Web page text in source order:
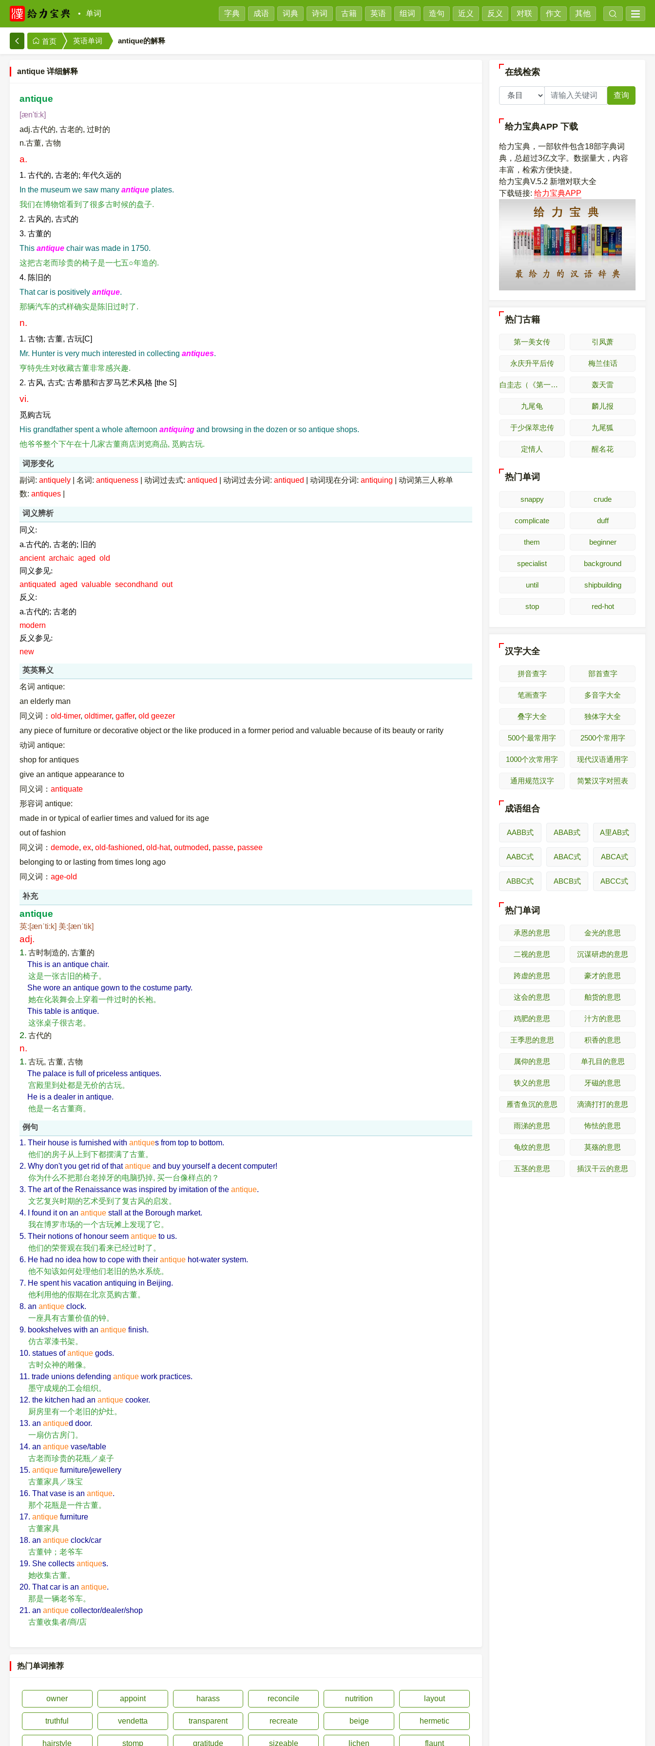
单词 字典 成语 词典 诗词 古籍 英语 组词 造句 近义 反义 对联 作文 其他
首页 英语单词 antique的解释
antique 详细解释
antique
[æn'ti:k]
adj.古代的, 古老的, 过时的
n.古董, 古物
a.
1. 古代的, 古老的; 年代久远的
In the museum we saw many antique plates.
我们在博物馆看到了很多古时候的盘子.
2. 古风的, 古式的
3. 古董的
This antique chair was made in 1750.
这把古老而珍贵的椅子是一七五○年造的.
4. 陈旧的
That car is positively antique.
那辆汽车的式样确实是陈旧过时了.
n.
1. 古物; 古董, 古玩[C]
Mr. Hunter is very much interested in collecting antiques.
亨特先生对收藏古董非常感兴趣.
2. 古风, 古式; 古希腊和古罗马艺术风格 [the S]
vi.
觅购古玩
His grandfather spent a whole afternoon antiquing and browsing in the dozen or so antique shops.
他爷爷整个下午在十几家古董商店浏览商品, 觅购古玩.
词形变化
副词: antiquely 名词: antiqueness 动词过去式: antiqued 动词过去分词: antiqued 动词现在分词: antiquing
动词第三人称单
数: antiques
词义辨析
同义:
a.古代的, 古老的; 旧的
ancient archaic aged old
同义参见:
antiquated aged valuable secondhand out
反义:
a.古代的; 古老的
modern
反义参见:
new
英英释义
名词 antique:
an elderly man
同义词： old-timer, oldtimer, gaffer, old geezer
any piece of furniture or decorative object or the like produced in a former period and valuable because of its beauty or rarity
动词 antique:
shop for antiques
give an antique appearance to
同义词： antiquate
形容词 antique:
made in or typical of earlier times and valued for its age
out of fashion
同义词： demode, ex, old-fashioned, old-hat, outmoded, passe, passee
belonging to or lasting from times long ago
同义词： age-old
补充
antique
英:[ænˈti:k] 美:[ænˈtik]
adj.
1. 古时制造的, 古董的
This is an antique chair.
这是一张古旧的椅子。
She wore an antique gown to the costume party.
她在化装舞会上穿着一件过时的长袍。
This table is antique.
这张桌子很古老。
2. 古代的
n.
1. 古玩, 古董, 古物
The palace is full of priceless antiques.
宫殿里到处都是无价的古玩。
He is a dealer in antique.
他是一名古董商。
例句
1. Their house is furnished with antiques from top to bottom.
他们的房子从上到下都摆满了古董。
2. Why don't you get rid of thatantique and buy yourself a decent computer!
你为什么不把那台老掉牙的电脑扔掉, 买一台像样点的？
3. The art of the Renaissance was inspired by imitation of the antique.
文艺复兴时期的艺术受到了复古风的启发。
4. I found it on an antique stall at the Borough market.
我在博罗市场的一个古玩摊上发现了它。
5. Their notions of honour seem antique to us.
他们的荣誉观在我们看来已经过时了。
6. He had no idea how to cope with their antique hot-water system.
他不知该如何处理他们老旧的热水系统。
7. He spent his vacation antiquing in Beijing.
他利用他的假期在北京觅购古董。
8. an antique clock.
一座具有古董价值的钟。
9. bookshelves with an antique finish.
仿古罩漆书架。
10. statues ofantique gods.
古时众神的雕像。
11. trade unions defending antique work practices.
墨守成规的工会组织。
12. the kitchen had an antique cooker.
厨房里有一个老旧的炉灶。
13. an antiqued door.
一扇仿古房门。
14. an antique vase/table
古老而珍贵的花瓶／桌子
15. antique furniture/jewellery
古董家具／珠宝
16. That vase is an antique.
那个花瓶是一件古董。
17. antique furniture
古董家具
18. an antique clock/car
古董钟；老爷车
19. She collects antiques.
她收集古董。
20. That car is an antique.
那是一辆老爷车。
21. an antique collector/dealer/shop
古董收集者/商/店
热门单词推荐
owner appoint harass reconcile nutrition layout
truthful vendetta transparent recreate beige hermetic
hairstyle stomp gratitude sizeable lichen flaunt
在线检索
查询
给力宝典APP 下载
给力宝典，一部软件包含18部字典词
典，总超过3亿文字。数据量大，内容
丰富，检索方便快捷。
给力宝典V.5.2 新增对联大全
下载链接: 给力宝典APP
热门古籍
第一美女传 引凤萧
永庆升平后传 梅兰佳话
白圭志（《第一才女传》） 轰天雷
九尾龟 麟儿报
于少保萃忠传 九尾狐
定情人 醒名花
热门单词
snappy crude
complicate duff
them beginner
specialist background
until shipbuilding
stop red-hot
汉字大全
拼音查字 部首查字
笔画查字 多音字大全
叠字大全 独体字大全
500个最常用字 2500个常用字
1000个次常用字 现代汉语通用字
通用规范汉字 简繁汉字对照表
成语组合
AABB式 ABAB式 A里AB式
AABC式 ABAC式 ABCA式
ABBC式 ABCB式 ABCC式
热门单词
承恩的意思 金光的意思
二视的意思 沉谋研虑的意思
跨虚的意思 豪才的意思
这会的意思 舶货的意思
鸡肥的意思 汁方的意思
王季思的意思 积香的意思
属仰的意思 单孔目的意思
轶义的意思 牙磁的意思
雁杳鱼沉的意思 滴滴打打的意思
雨涕的意思 怖怯的意思
龟纹的意思 莫殇的意思
五茎的意思 插汉干云的意思